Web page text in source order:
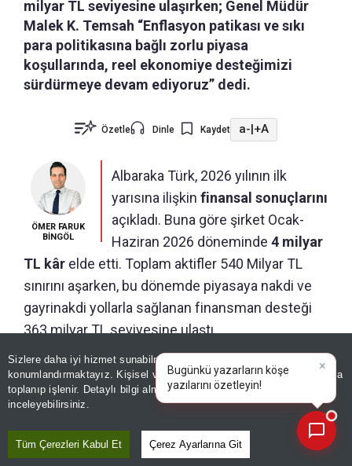
Sizlere daha iyi hizmet sunabilmek adına sitemizde
konumlandırmaktayız. Kişisel verileriniz, KVKK ve GDPR kapsamında
toplanıp işlenir. Detaylı bilgi almak içinAydınlatma Metnimizi
inceleyebilirsiniz.
Tüm Çerezleri Kabul Et Çerez Ayarlarına Git
milyar TL seviyesine ulaşırken; Genel Müdür
Malek K. Temsah “Enflasyon patikası ve sıkı
para politikasına bağlı zorlu piyasa
koşullarında, reel ekonomiye desteğimizi
sürdürmeye devam ediyoruz” dedi.
Özetle Dinle Kaydet a- +A
ÖMER FARUK
BİNGÖL
Albaraka Türk, 2026 yılının ilk
yarısına ilişkin finansal sonuçlarını
açıkladı. Buna göre şirket Ocak-
Haziran 2026 döneminde 4 milyar
TL kâr elde etti. Toplam aktifler 540 Milyar TL
sınırını aşarken, bu dönemde piyasaya nakdi ve
gayrinakdi yollarla sağlanan finansman desteği
363 milyar TL seviyesine ulaştı.
Bankanın Haziran 2026 dönemindeki takipteki
alacaklar oranı ise %1,93olarak gerçekleşti ve
sektör ortalamalarının altında kalarak yüksek aktif
kalitesini gösterdi. Sermaye yeterlilik oranı ise
%17,05 seviyesinde gerçekleşti.
|